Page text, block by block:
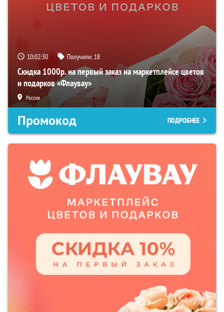
10:02:29 Получили: 18
Скидка 1000р. на первый заказ на маркетплейсе цветов
и подарков «Флаувау»
Россия
Промокод ПОДРОБНЕЕ